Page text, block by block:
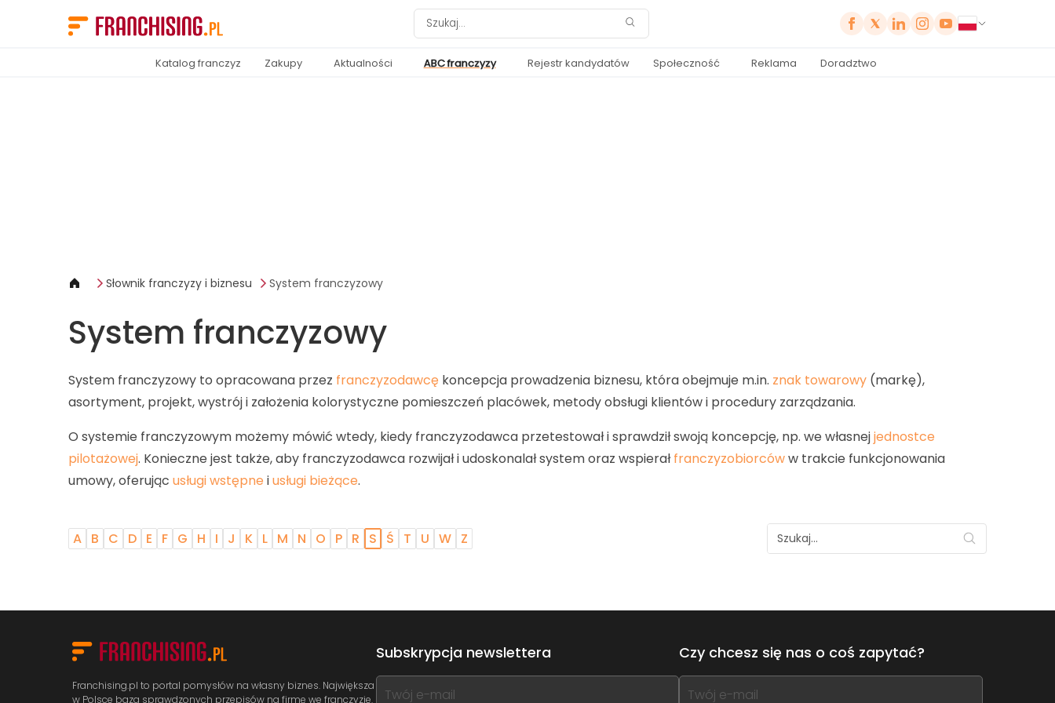
Katalog franczyz Zakupy Aktualności ABC franczyzy Rejestr kandydatów Społeczność Reklama Doradztwo
Słownik franczyzy i biznesu System franczyzowy
System franczyzowy
System franczyzowy to opracowana przez franczyzodawcę koncepcja prowadzenia biznesu, która obejmuje m.in. znak towarowy (markę),
asortyment, projekt, wystrój i założenia kolorystyczne pomieszczeń placówek, metody obsługi klientów i procedury zarządzania.
O systemie franczyzowym możemy mówić wtedy, kiedy franczyzodawca przetestował i sprawdził swoją koncepcję, np. we własnejjednostce
pilotażowej. Konieczne jest także, aby franczyzodawca rozwijał i udoskonalał system oraz wspierałfranczyzobiorcóww trakcie funkcjonowania
umowy, oferując usługi wstępne iusługi bieżące.
A B C D E F G H I J K L M N O P R S Ś T U W Z
Franchising.pl to portal pomysłów na własny biznes. Największa
w Polsce baza sprawdzonych przepisów na firmę we franczyzie.
Subskrypcja newslettera
If
Czy chcesz się nas o coś zapytać?
If